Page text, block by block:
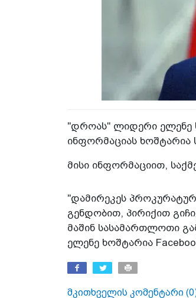
"დროას" ლიდერი ელენე
ინფორმაციას
მისი ინფორმაციით,
"დამირეკეს
გენდობით, პირიქით
მაშინ სასამართლოთი
ელენე ხოშტარია
მკითხველის კომენტარი (0